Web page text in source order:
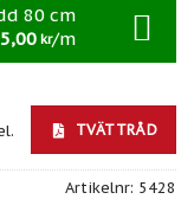
80 cm
kr/m
TVÄTTRÅD
Artikelnr: 5428